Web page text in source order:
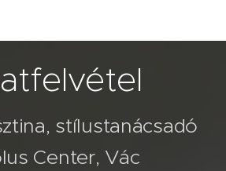
stílustanácsadó
Center, Vác